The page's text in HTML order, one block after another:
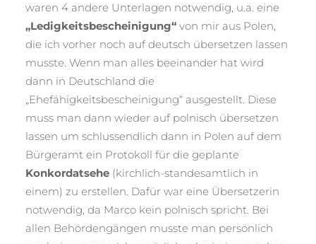
waren 4 andere Unterlagen notwendig, u.a. eine
„Ledigkeitsbescheinigung“ von mir aus Polen,
die ich vorher noch auf deutsch übersetzen lassen
musste. Wenn man alles beeinander hat wird
dann in Deutschland die
„Ehefähigkeitsbescheinigung“ ausgestellt. Diese
muss man dann wieder auf polnisch übersetzen
lassen um schlussendlich dann in Polen auf dem
Bürgeramt ein Protokoll für die geplante
Konkordatsehe (kirchlich-standesamtlich in
einem) zu erstellen. Dafür war eine Übersetzerin
notwendig, da Marco kein polnisch spricht. Bei
allen Behördengängen musste man persönlich